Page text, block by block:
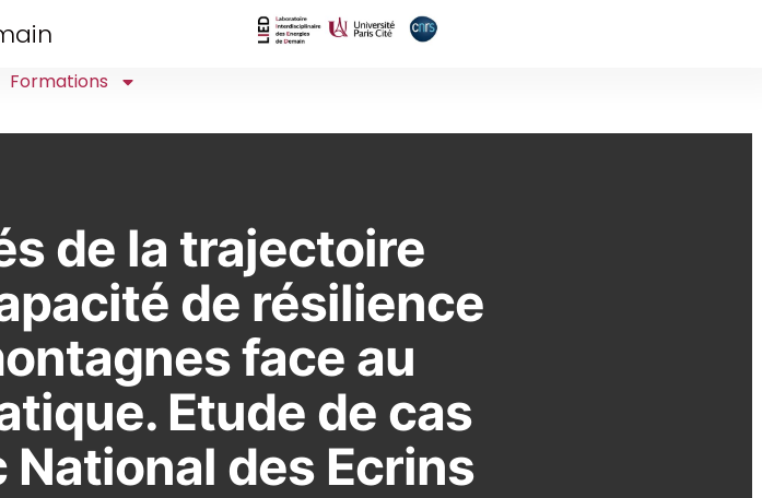
Formations
de la trajectoire
de résilience
face au
Etude de cas
des Ecrins